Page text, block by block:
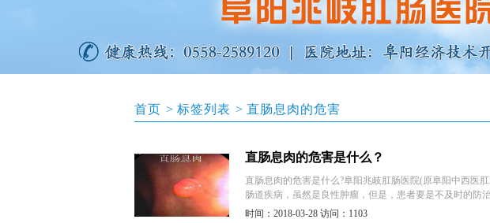
首页 > 标签列表 > 直肠息肉的危害
直肠息肉的危害是什么？
直肠息肉的危害是什么?阜阳兆岐肛肠医院(原阜阳中西医
肠道疾病，虽然是良性肿瘤，但是，患者要是不及时的防
时间：2018-03-28 访问：1103